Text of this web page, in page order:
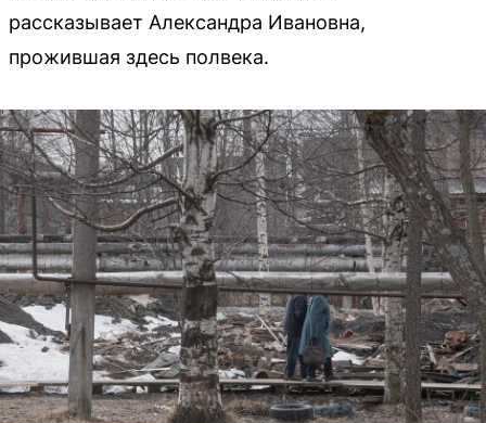
рассказывает Александра Ивановна,
прожившая здесь полвека.